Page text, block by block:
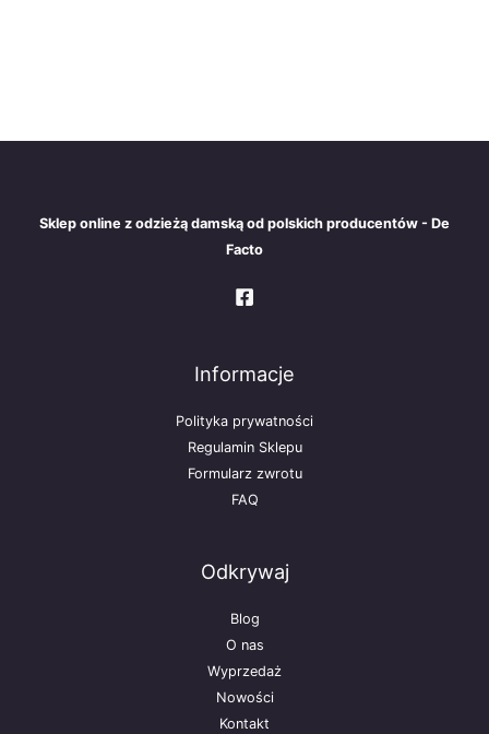
Sklep online z odzieżą damską od polskich producentów - De
Facto
Informacje
Polityka prywatności
Regulamin Sklepu
Formularz zwrotu
FAQ
Odkrywaj
Blog
O nas
Wyprzedaż
Nowości
Kontakt